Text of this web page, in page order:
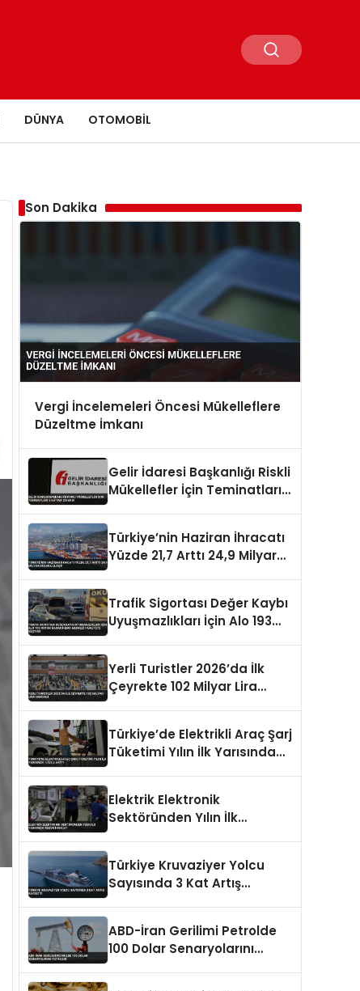
DÜNYA OTOMOBIL
Son Dakika
Vergi İncelemeleri Öncesi Mükelleflere
Düzeltme İmkanı
Gelir İdaresi Başkanlığı Riskli
Mükellefler İçin Teminatları 5
Türkiye’nin Haziran İhracatı
Yüzde 21,7 Arttı 24,9 Milyar
Trafik Sigortası Değer Kaybı
Uyuşmazlıkları İçin Alo 193
Yerli Turistler 2026’da İlk
Çeyrekte 102 Milyar Lira
Türkiye’de Elektrikli Araç Şarj
Tüketimi Yılın İlk Yarısında
Elektrik Elektronik
Sektöründen Yılın İlk
Türkiye Kruvaziyer Yolcu
Sayısında 3 Kat Artış
ABD-İran Gerilimi Petrolde
100 Dolar Senaryolarını